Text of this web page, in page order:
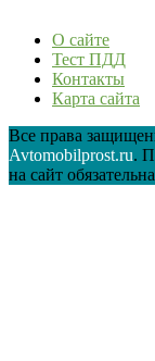
О сайте
Тест ПДД
Контакты
Карта сайта
Все права
Avtomobilprost.ru.
на сайт